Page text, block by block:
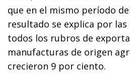
que en el mismo período
resultado se explica por
todos los rubros de
manufacturas de origen
crecieron 9 por ciento.